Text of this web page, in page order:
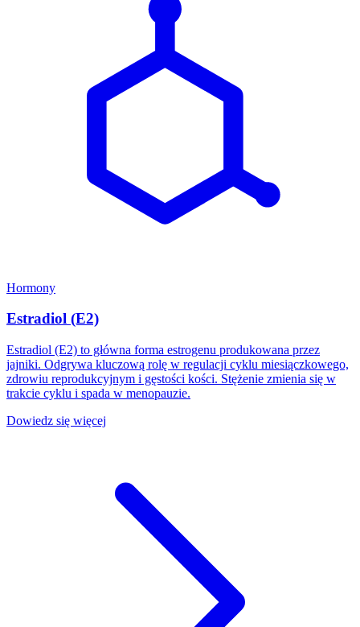
Hormony
Estradiol (E2)
Estradiol (E2) to główna forma estrogenu produkowana przez
jajniki. Odgrywa kluczową rolę w regulacji cyklu miesiączkowego,
zdrowiu reprodukcyjnym i gęstości kości. Stężenie zmienia się w
trakcie cyklu i spada w menopauzie.
Dowiedz się więcej